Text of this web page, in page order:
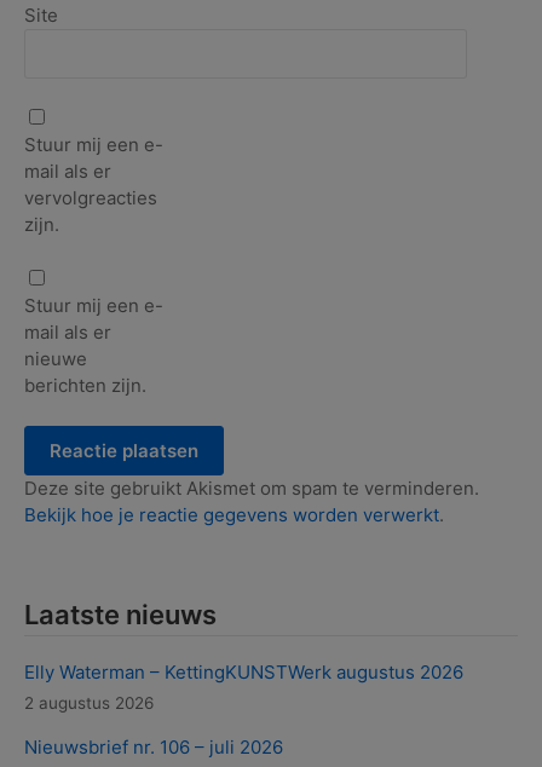
Site
Stuur mij een e-
mail als er
vervolgreacties
zijn.
Stuur mij een e-
mail als er
nieuwe
berichten zijn.
Deze site gebruikt Akismet om spam te verminderen.
Bekijk hoe je reactie gegevens worden verwerkt.
Laatste nieuws
Elly Waterman – KettingKUNSTWerk augustus 2026
2 augustus 2026
Nieuwsbrief nr. 106 – juli 2026